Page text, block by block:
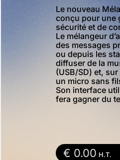
Le nouveau
conçu pour une
sécurité et de
Le mélangeur
des messages
ou depuis les
diffuser de la
(USB/SD) et,
un micro sans
Son interface
fera gagner du
€ 0.00 H.T.